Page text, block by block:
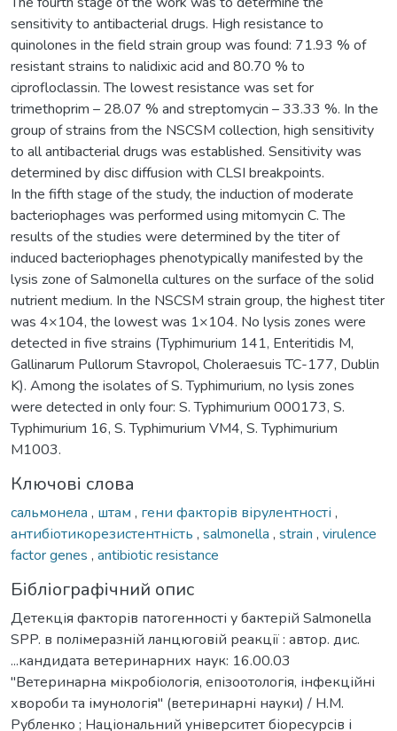
sensitivity to antibacterial drugs. High resistance to
quinolones in the field strain group was found: 71.93 % of
resistant strains to nalidixic acid and 80.70 % to
ciprofloclassin. The lowest resistance was set for
trimethoprim – 28.07 % and streptomycin – 33.33 %. In the
group of strains from the NSCSM collection, high sensitivity
to all antibacterial drugs was established. Sensitivity was
determined by disc diffusion with CLSI breakpoints.
In the fifth stage of the study, the induction of moderate
bacteriophages was performed using mitomycin C. The
results of the studies were determined by the titer of
induced bacteriophages phenotypically manifested by the
lysis zone of Salmonella cultures on the surface of the solid
nutrient medium. In the NSCSM strain group, the highest titer
was 4×104, the lowest was 1×104. No lysis zones were
detected in five strains (Typhimurium 141, Enteritidis M,
Gallinarum Pullorum Stavropol, Choleraesuis TC-177, Dublin
K). Among the isolates of S. Typhimurium, no lysis zones
were detected in only four: S. Typhimurium 000173, S.
Typhimurium 16, S. Typhimurium VM4, S. Typhimurium
M1003.
Ключові слова
сальмонела , штам , гени факторів вірулентності ,
антибіотикорезистентність , salmonella , strain , virulence
factor genes , antibiotic resistance
Бібліографічний опис
Детекція факторів патогенності у бактерій Salmonella
SPP. в полімеразній ланцюговій реакції : автор. дис.
...кандидата ветеринарних наук: 16.00.03
"Ветеринарна мікробіологія, епізоотологія, інфекційні
хвороби та імунологія" (ветеринарні науки) / Н.М.
Рубленко ; Національний університет біоресурсів і